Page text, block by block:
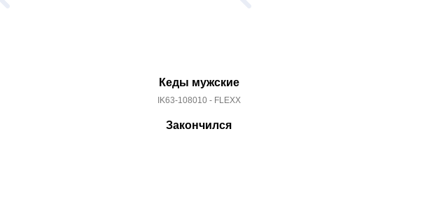
Кеды мужские
IK63-108010 - FLEXX
Закончился